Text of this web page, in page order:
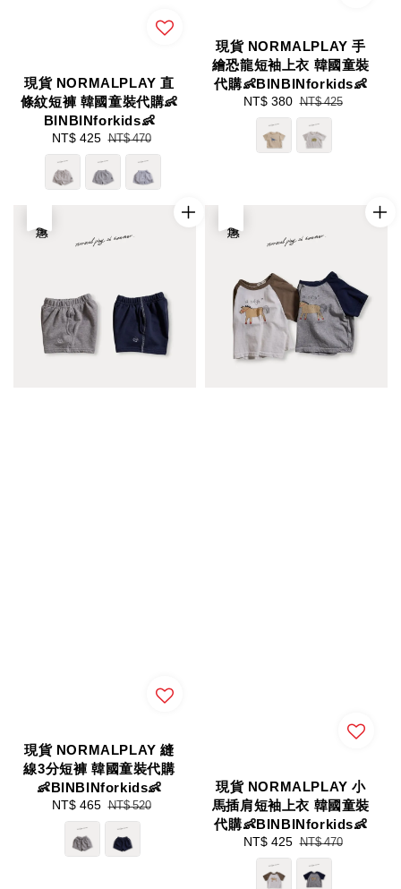
現貨 NORMALPLAY 直
條紋短褲 韓國童裝代購👶
BINBINforkids👶
Sale
price
NT$ 425 Regular
price
NT$ 470
現貨 NORMALPLAY 手
繪恐龍短袖上衣 韓國童裝
代購👶BINBINforkids👶
Sale
price
NT$ 380 Regular
price
NT$ 425
現貨 NORMALPLAY 縫
線3分短褲 韓國童裝代購
👶BINBINforkids👶
Sale
price
NT$ 465 Regular
price
NT$ 520
現貨 NORMALPLAY 小
馬插肩短袖上衣 韓國童裝
代購👶BINBINforkids👶
Sale
price
NT$ 425 Regular
price
NT$ 470